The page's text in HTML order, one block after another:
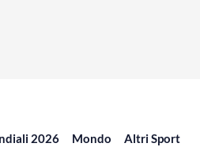
2026 Mondo Altri Sport